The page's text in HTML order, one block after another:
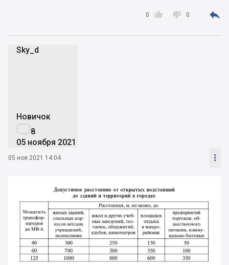

0  0 
Sky_d
Новичок
8
05 ноября 2021
05 ноя 2021 14:04 